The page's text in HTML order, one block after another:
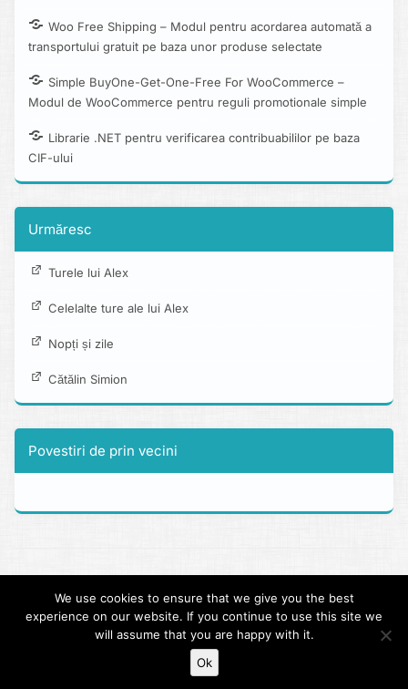
Woo Free Shipping – Modul pentru acordarea automată a
transportului gratuit pe baza unor produse selectate
Simple BuyOne-Get-One-Free For WooCommerce –
Modul de WooCommerce pentru reguli promotionale simple
Librarie .NET pentru verificarea contribuabililor pe baza
CIF-ului
Urmăresc
Turele lui Alex
Celelalte ture ale lui Alex
Nopți și zile
Cătălin Simion
Povestiri de prin vecini
Tema dezvolata peste clasicul Twenty Twelve.
Jurnale de tura
documentate folosind WP-Trip-Summary.
Scris cu parapon in Bucuresti.
We use cookies to ensure that we give you the best
experience on our website. If you continue to use this site we
will assume that you are happy with it.
Ok